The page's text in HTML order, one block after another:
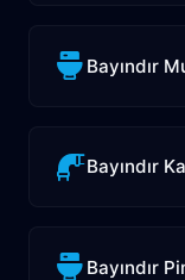
Bayındır
Bayındır
Bayındır